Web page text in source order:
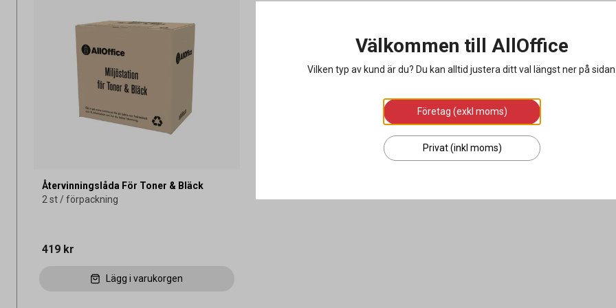
Återvinningslåda För Toner & Bläck
2 st / förpackning
419 kr
Lägg i varukorgen
Välkommen till AllOffice
Vilken typ av kund är du? Du kan alltid justera ditt val längst ner på
Företag (exkl moms)
Privat (inkl moms)